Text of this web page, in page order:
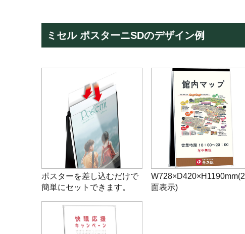
ミセル ポスターニSDのデザイン例
ポスターを差し込むだけで
簡単にセットできます。
W728×D420×H1190mm(2
面表示)